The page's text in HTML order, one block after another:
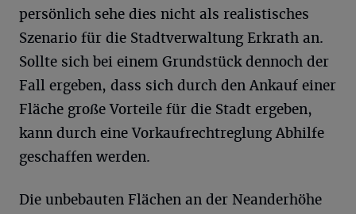
persönlich sehe dies nicht als realistisches
Szenario für die Stadtverwaltung Erkrath an.
Sollte sich bei einem Grundstück dennoch der
Fall ergeben, dass sich durch den Ankauf einer
Fläche große Vorteile für die Stadt ergeben,
kann durch eine Vorkaufrechtreglung Abhilfe
geschaffen werden.
Die unbebauten Flächen an der Neanderhöhe